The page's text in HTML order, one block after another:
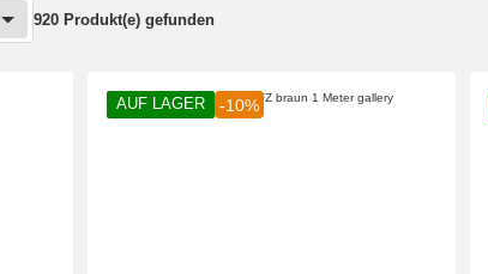
920 Produkt(e) gefunden
AUF LAGER -10%